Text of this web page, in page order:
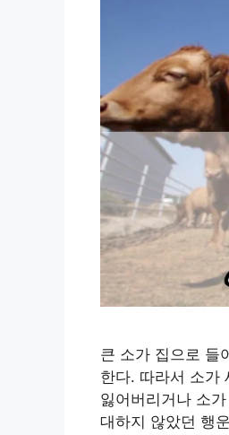
큰 소가 집으로 들
한다. 따라서 소가
잃어버리거나 소
대하지 않았던 행